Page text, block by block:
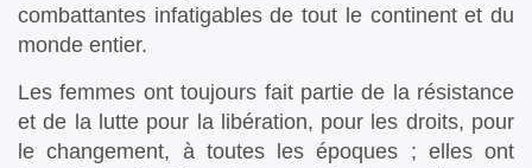
combattantes infatigables de tout le continent et du
monde entier.
Les femmes ont toujours fait partie de la résistance
et de la lutte pour la libération, pour les droits, pour
le changement, à toutes les époques ; elles ont